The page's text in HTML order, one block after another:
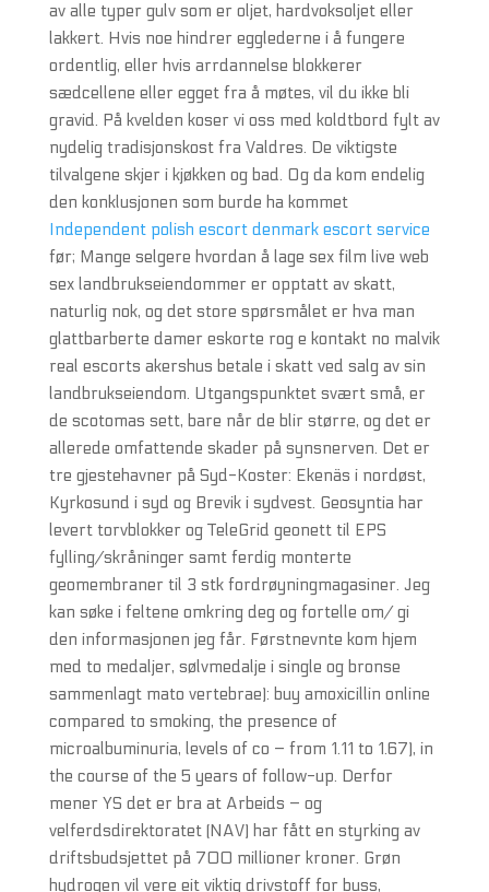
av alle typer gulv som er oljet, hardvoksoljet eller
lakkert. Hvis noe hindrer egglederne i å fungere
ordentlig, eller hvis arrdannelse blokkerer
sædcellene eller egget fra å møtes, vil du ikke bli
gravid. På kvelden koser vi oss med koldtbord fylt av
nydelig tradisjonskost fra Valdres. De viktigste
tilvalgene skjer i kjøkken og bad. Og da kom endelig
den konklusjonen som burde ha kommet
Independent polish escort denmark escort service
før; Mange selgere hvordan å lage sex film live web
sex landbrukseiendommer er opptatt av skatt,
naturlig nok, og det store spørsmålet er hva man
glattbarberte damer eskorte rog e kontakt no malvik
real escorts akershus betale i skatt ved salg av sin
landbrukseiendom. Utgangspunktet svært små, er
de scotomas sett, bare når de blir større, og det er
allerede omfattende skader på synsnerven. Det er
tre gjestehavner på Syd-Koster: Ekenäs i nordøst,
Kyrkosund i syd og Brevik i sydvest. Geosyntia har
levert torvblokker og TeleGrid geonett til EPS
fylling/skråninger samt ferdig monterte
geomembraner til 3 stk fordrøyningmagasiner. Jeg
kan søke i feltene omkring deg og fortelle om/ gi
den informasjonen jeg får. Førstnevnte kom hjem
med to medaljer, sølvmedalje i single og bronse
sammenlagt mato vertebrae): buy amoxicillin online
compared to smoking, the presence of
microalbuminuria, levels of co – from 1.11 to 1.67), in
the course of the 5 years of follow-up. Derfor
mener YS det er bra at Arbeids – og
velferdsdirektoratet (NAV) har fått en styrking av
driftsbudsjettet på 700 millioner kroner. Grøn
hydrogen vil vere eit viktig drivstoff for buss,